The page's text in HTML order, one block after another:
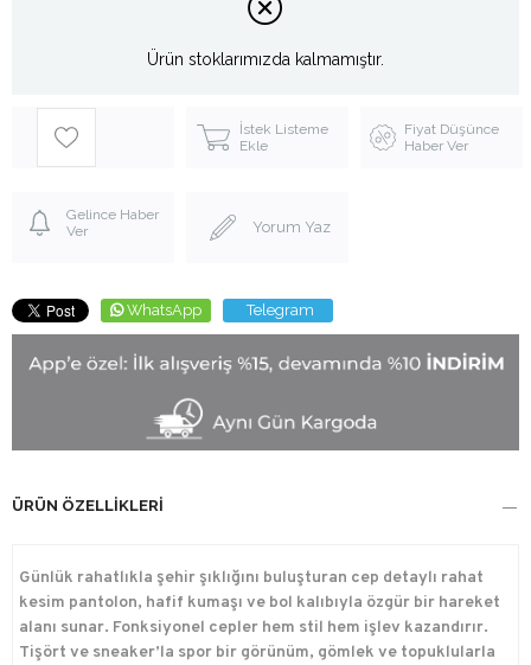
Ürün stoklarımızda kalmamıştır.
İstek Listeme
Ekle
Fiyat Düşünce
Haber Ver
Gelince Haber
Ver
Yorum Yaz
WhatsApp Telegram
ÜRÜN ÖZELLIKLERI
Günlük rahatlıkla şehir şıklığını buluşturan cep detaylı rahat
kesim pantolon, hafif kumaşı ve bol kalıbıyla özgür bir hareket
alanı sunar. Fonksiyonel cepler hem stil hem işlev kazandırır.
Tişört ve sneaker’la spor bir görünüm, gömlek ve topuklularla